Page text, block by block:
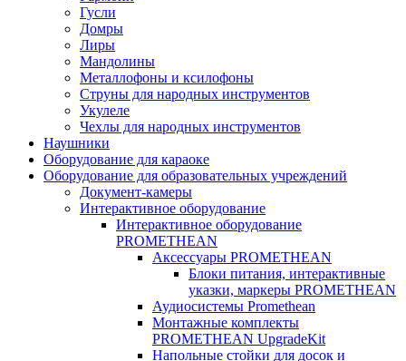
Гусли
Домры
Лиры
Мандолины
Металлофоны и ксилофоны
Струны для народных инструментов
Укулеле
Чехлы для народных инструментов
Наушники
Оборудование для караоке
Оборудование для образовательных учреждений
Документ-камеры
Интерактивное оборудование
Интерактивное оборудование
PROMETHEAN
Аксессуары PROMETHEAN
Блоки питания, интерактивные
указки, маркеры PROMETHEAN
Аудиосистемы Promethean
Монтажные комплекты
PROMETHEAN UpgradeKit
Напольные стойки для досок и